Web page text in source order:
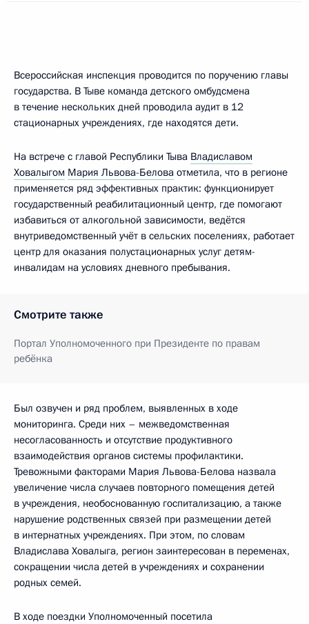
Всероссийская инспекция проводится по поручению главы
государства. В Тыве команда детского омбудсмена
в течение нескольких дней проводила аудит в 12
стационарных учреждениях, где находятся дети.
На встрече с главой Республики Тыва Владиславом
Ховалыгом Мария Львова-Белова отметила, что в регионе
применяется ряд эффективных практик: функционирует
государственный реабилитационный центр, где помогают
избавиться от алкогольной зависимости, ведётся
внутриведомственный учёт в сельских поселениях, работает
центр для оказания полустационарных услуг детям-
инвалидам на условиях дневного пребывания.
Смотрите также
Портал Уполномоченного при Президенте по правам
ребёнка
Был озвучен и ряд проблем, выявленных в ходе
мониторинга. Среди них – межведомственная
несогласованность и отсутствие продуктивного
взаимодействия органов системы профилактики.
Тревожными факторами Мария Львова-Белова назвала
увеличение числа случаев повторного помещения детей
в учреждения, необоснованную госпитализацию, а также
нарушение родственных связей при размещении детей
в интернатных учреждениях. При этом, по словам
Владислава Ховалыга, регион заинтересован в переменах,
сокращении числа детей в учреждениях и сохранении
родных семей.
В ходе поездки Уполномоченный посетила